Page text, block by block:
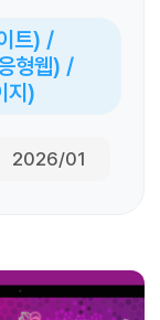
트) /
형웹) /
지)
2026/01